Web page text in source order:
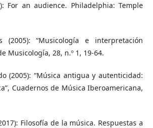
For an audience. Philadelphia: Temple
(2005): “Musicología e interpretación
Musicología, 28, n.º 1, 19-64.
(2005): “Música antigua y autenticidad:
Cuadernos de Música Iberoamericana,
Filosofía de la música. Respuestas a